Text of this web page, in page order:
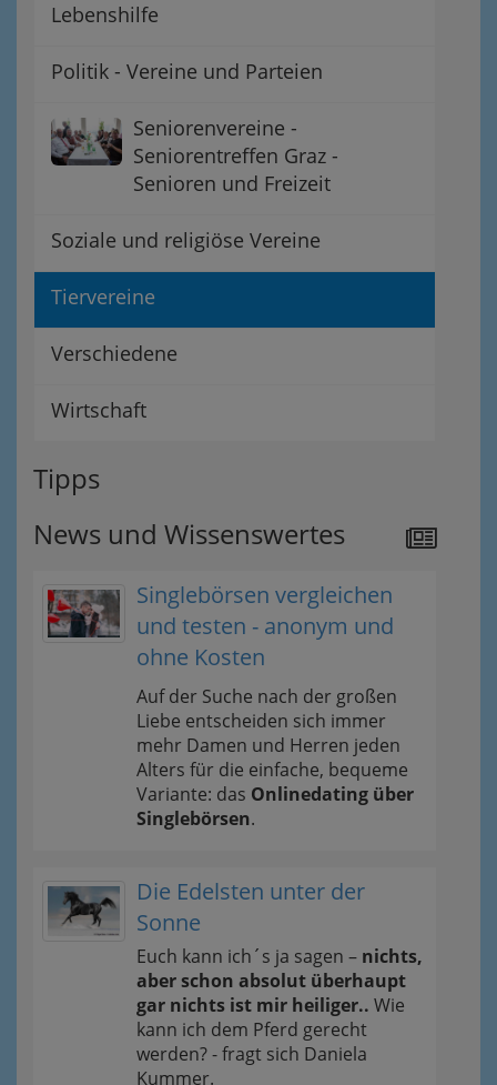
Lebenshilfe
Politik - Vereine und Parteien
Seniorenvereine -
Seniorentreffen Graz -
Senioren und Freizeit
Soziale und religiöse Vereine
Tiervereine
Verschiedene
Wirtschaft
Tipps
News und Wissenswertes
Singlebörsen vergleichen
und testen - anonym und
ohne Kosten
Auf der Suche nach der großen
Liebe entscheiden sich immer
mehr Damen und Herren jeden
Alters für die einfache, bequeme
Variante: das Onlinedating über
Singlebörsen.
Die Edelsten unter der
Sonne
Euch kann ich´s ja sagen – nichts,
aber schon absolut überhaupt
gar nichts ist mir heiliger.. Wie
kann ich dem Pferd gerecht
werden? - fragt sich Daniela
Kummer.